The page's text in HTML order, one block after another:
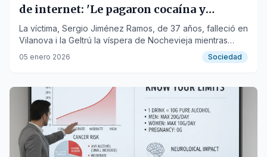
de internet: 'Le pagaron cocaína y
whisky para que se matara'
La víctima, Sergio Jiménez Ramos, de 37 años, falleció en
Vilanova i la Geltrú la víspera de Nochevieja mientras
retransmitía el consumo de sustancias en directo.
05 enero 2026 Sociedad